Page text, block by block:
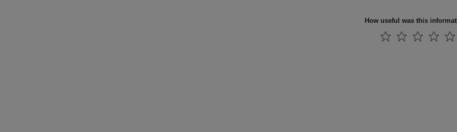
How useful was this